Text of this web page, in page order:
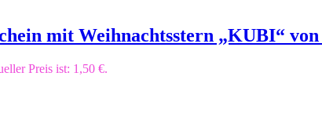
mit Weihnachtsstern „KUBI“
Preis ist: 1,50 €.